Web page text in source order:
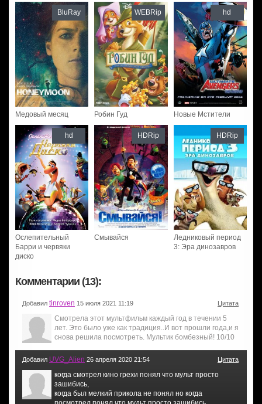
Медовый месяц
BluRay
Робин Гуд
WEBRip
Новые Мстители
hd
Ослепительный
Барри и червяки
диско
hd
Смывайся
HDRip
Ледниковый период
3: Эра динозавров
HDRip
Комментарии (13):
Добавил tinroven 15 июля 2021 11:19 Цитата
Смотрела этот мультфильм каждый год в течении 5
лет. Это было уже как традиция..И вот прошли года,и я
снова решила посмотреть. Мультик бомбезный! 10/10
Добавил UVG_Alien 26 апреля 2020 21:54 Цитата
когда смотрел кино грехи понял что мульт просто
зашибись,
когда был мелкий прикола не понял но когда